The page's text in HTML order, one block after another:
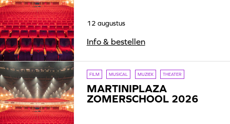
12 augustus
Info & bestellen
FILM MUSICAL MUZIEK THEATER
MARTINIPLAZA
ZOMERSCHOOL 2026